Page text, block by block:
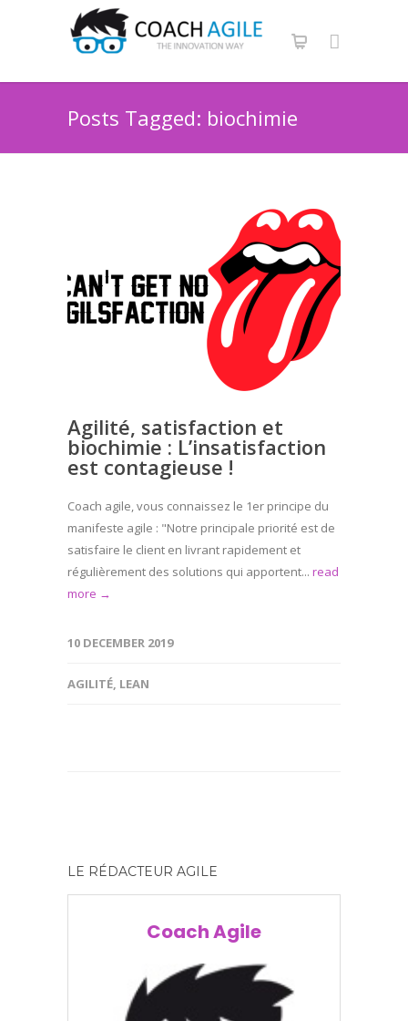
Posts Tagged: biochimie
Agilité, satisfaction et
biochimie : L’insatisfaction
est contagieuse !
Coach agile, vous connaissez le 1er principe du
manifeste agile : "Notre principale priorité est de
satisfaire le client en livrant rapidement et
régulièrement des solutions qui apportent... read
more →
10 DECEMBER 2019
AGILITÉ, LEAN
LE RÉDACTEUR AGILE
Coach Agile